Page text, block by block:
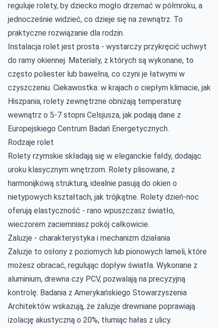
reguluje rolety, by dziecko mogło drzemać w półmroku, a
jednocześnie widzieć, co dzieje się na zewnątrz. To
praktyczne rozwiązanie dla rodzin.
Instalacja rolet jest prosta - wystarczy przykręcić uchwyt
do ramy okiennej. Materiały, z których są wykonane, to
często poliester lub bawełna, co czyni je łatwymi w
czyszczeniu. Ciekawostka: w krajach o ciepłym klimacie, jak
Hiszpania, rolety zewnętrzne obniżają temperaturę
wewnątrz o 5-7 stopni Celsjusza, jak podają dane z
Europejskiego Centrum Badań Energetycznych.
Rodzaje rolet
Rolety rzymskie składają się w eleganckie fałdy, dodając
uroku klasycznym wnętrzom. Rolety plisowane, z
harmonijkową strukturą, idealnie pasują do okien o
nietypowych kształtach, jak trójkątne. Rolety dzień-noc
oferują elastyczność - rano wpuszczasz światło,
wieczorem zaciemniasz pokój całkowicie.
Żaluzje - charakterystyka i mechanizm działania
Żaluzje to osłony z poziomych lub pionowych lameli, które
możesz obracać, regulując dopływ światła. Wykonane z
aluminium, drewna czy PCV, pozwalają na precyzyjną
kontrolę. Badania z Amerykańskiego Stowarzyszenia
Architektów wskazują, że żaluzje drewniane poprawiają
izolację akustyczną o 20%, tłumiąc hałas z ulicy.